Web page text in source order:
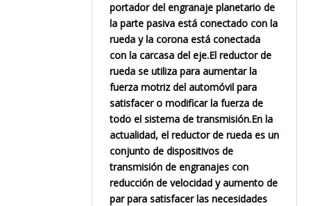
portador del engranaje planetario de
la parte pasiva está conectado con la
rueda y la corona está conectada
con la carcasa del eje.El reductor de
rueda se utiliza para aumentar la
fuerza motriz del automóvil para
satisfacer o modificar la fuerza de
todo el sistema de transmisión.En la
actualidad, el reductor de rueda es un
conjunto de dispositivos de
transmisión de engranajes con
reducción de velocidad y aumento de
par para satisfacer las necesidades